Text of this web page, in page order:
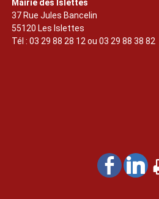
Mairie des Islettes
37 Rue Jules Bancelin
55120 Les Islettes
Tél : 03 29 88 28 12 ou 03 29 88 38 82